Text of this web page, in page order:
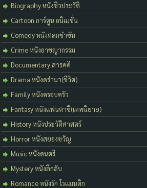
Biography หนังชีวประวัติ
Cartoon การ์ตูน อนิเมชั่น
Comedy หนังตลกขำขัน
Crime หนังอาชญากรรม
Documentary สารคดี
Drama หนังดร่ามา(ชีวิต)
Family หนังครอบครัว
Fantasy หนังแฟนตาซี(เทพนิยาย)
History หนังประวัติศาสตร์
Horror หนังสยองขวัญ
Music หนังดนตรี
Mystery หนังลึกลับ
Romance หนังรัก โรแมนติก